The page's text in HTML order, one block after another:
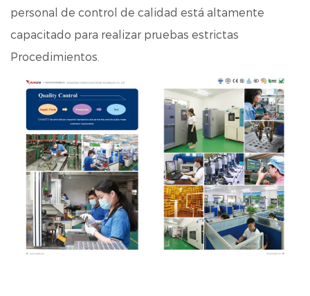
personal de control de calidad está altamente
capacitado para realizar pruebas estrictas
Procedimientos.